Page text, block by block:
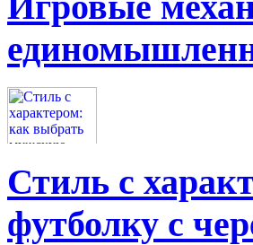
Стиль с
футболку с